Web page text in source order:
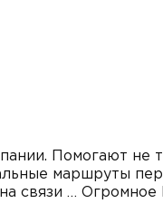
Помогают не
маршруты
связи … Огромное